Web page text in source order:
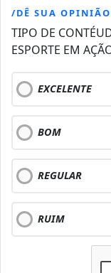
/DÊ SUA OPINIÃO
TIPO DE
ESPORTE EM
EXCELENTE
BOM
REGULAR
RUIM